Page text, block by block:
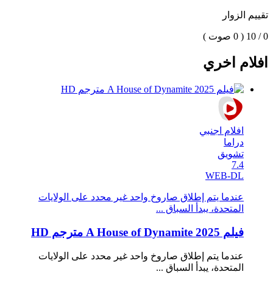
تقييم الزوار
0 / 10 ( 0 صوت )
افلام اخري
افلام اجنبي
دراما
تشويق
7.4
WEB-DL
عندما يتم إطلاق صاروخ واحد غير محدد على الولايات
المتحدة، يبدأ السباق ...
فيلم A House of Dynamite 2025 مترجم HD
عندما يتم إطلاق صاروخ واحد غير محدد على الولايات
المتحدة، يبدأ السباق ...